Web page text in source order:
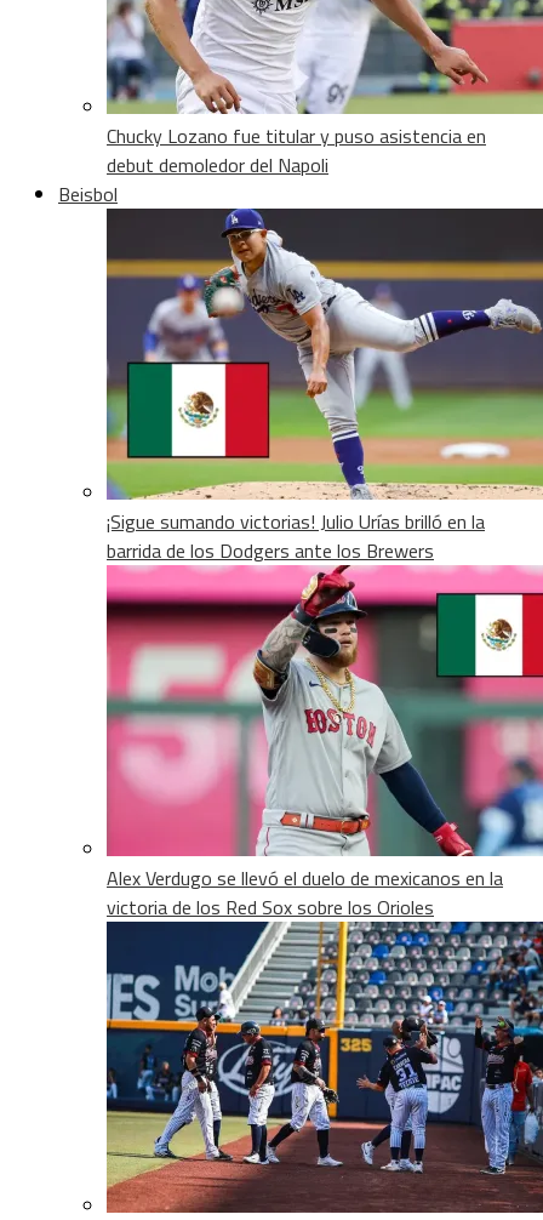
Chucky Lozano fue titular y puso asistencia en
debut demoledor del Napoli
Beisbol
¡Sigue sumando victorias! Julio Urías brilló en la
barrida de los Dodgers ante los Brewers
Alex Verdugo se llevó el duelo de mexicanos en la
victoria de los Red Sox sobre los Orioles